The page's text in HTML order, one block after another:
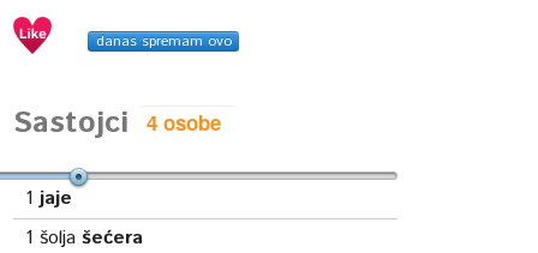
danas spremam ovo
Sastojci
1 jaje
1 šoljašećera